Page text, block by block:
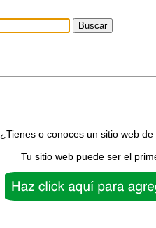
¿Tienes o conoces un sitio web de
Tu sitio web puede ser el